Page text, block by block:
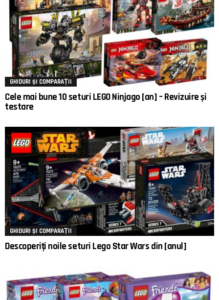
GHIDURI ȘI COMPARAȚII
Cele mai bune 10 seturi LEGO Ninjago [an] – Revizuire și
testare
GHIDURI ȘI COMPARAȚII
Descoperiți noile seturi Lego Star Wars din [anul]